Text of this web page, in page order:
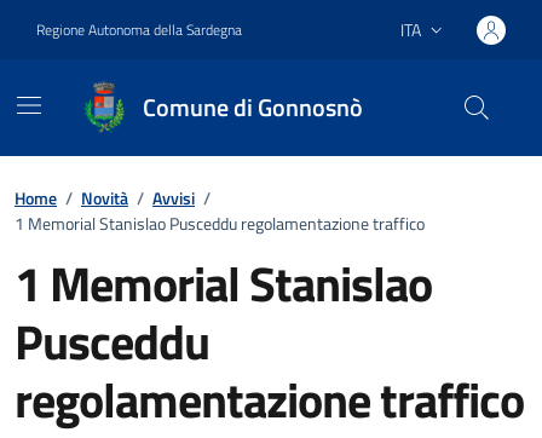
Regione Autonoma della Sardegna Lingua attiva:
ITA
Comune di Gonnosnò
Home / Novità / Avvisi /
1 Memorial Stanislao Pusceddu regolamentazione traffico
1 Memorial Stanislao
Pusceddu
regolamentazione traffico